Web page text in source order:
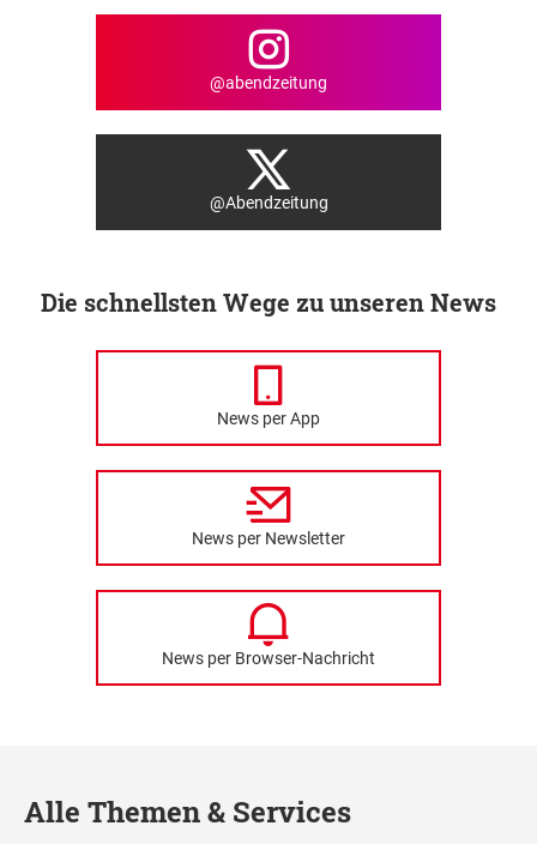
@abendzeitung
@Abendzeitung
Die schnellsten Wege zu unseren News
News per App
News per Newsletter
News per Browser-Nachricht
Alle Themen & Services